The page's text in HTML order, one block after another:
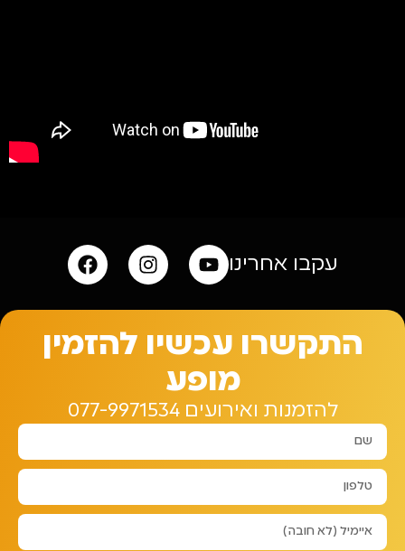
עקבו אחרינו
התקשרו עכשיו להזמין
מופע
להזמנות ואירועים 077-9971534